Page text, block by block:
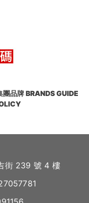
團品牌 BRANDS GUIDE
街 239 號 4 樓